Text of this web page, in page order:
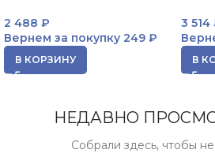
2 488 ₽
Вернем за покупку 249 ₽
В КОРЗИНУ
3 514
В
НЕДАВНО
Собрали здесь, чтобы